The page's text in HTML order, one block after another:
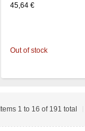
45,64 €
Out of stock
Items 1 to 16 of 191 total